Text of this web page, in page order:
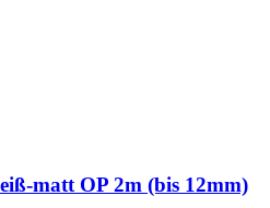
matt OP 2m (bis 12mm)